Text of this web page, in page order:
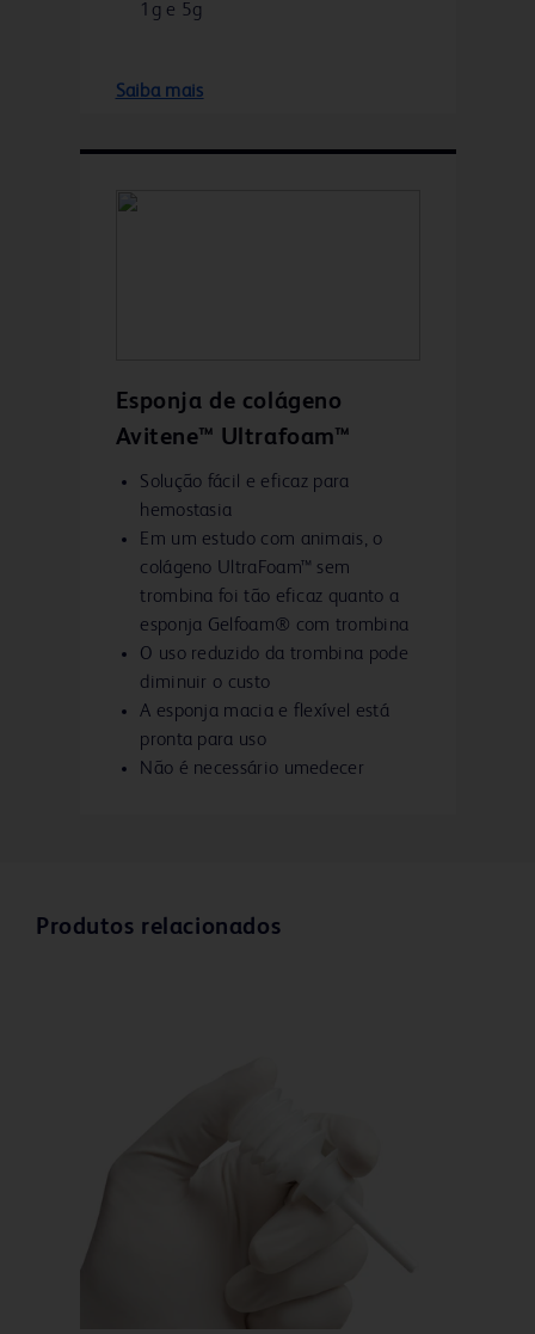
1g e 5g
Saiba mais
Esponja de colágeno
Avitene™ Ultrafoam™
Solução fácil e eficaz para
hemostasia
Em um estudo com animais, o
colágeno UltraFoam™ sem
trombina foi tão eficaz quanto a
esponja Gelfoam® com trombina
O uso reduzido da trombina pode
diminuir o custo
A esponja macia e flexível está
pronta para uso
Não é necessário umedecer
Produtos relacionados